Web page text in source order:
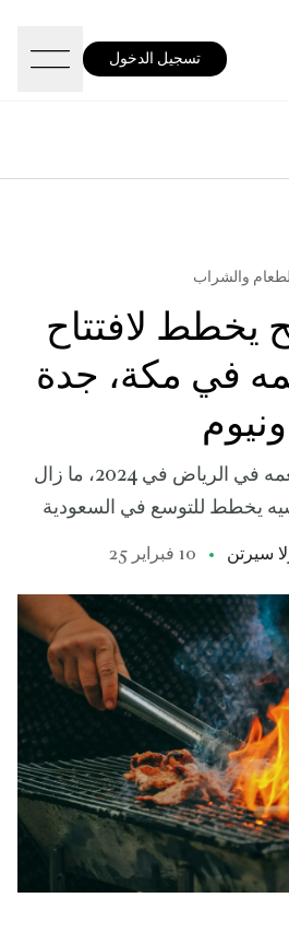
تسجيل الدخول
الطعام والشراب
يخطط لافتتاح
في مكة، جدة
ونيوم
رغم إغلاق أبواب مطعمه في الرياض في 2024، ما زال
يخطط للتوسع في السعودية
سيرتن 10 فبراير 25